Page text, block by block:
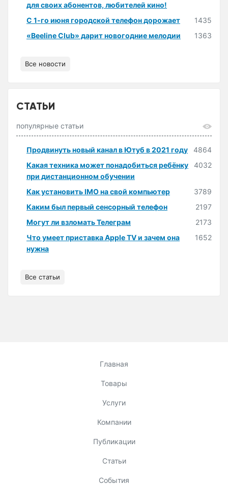
для своих абонентов, любителей кино!
С 1-го июня городской телефон дорожает
1435
«Beeline Club» дарит новогодние мелодии
1363
Все новости
СТАТЬИ
популярные статьи
Продвинуть новый канал в Ютуб в 2021 году
4864
Какая техника может понадобиться ребёнку
при дистанционном обучении
4032
Как установить IMO на свой компьютер
3789
Каким был первый сенсорный телефон
2197
Могут ли взломать Телеграм
2173
Что умеет приставка Apple TV и зачем она
нужна
1652
Все статьи
Главная
Товары
Услуги
Компании
Публикации
Статьи
События